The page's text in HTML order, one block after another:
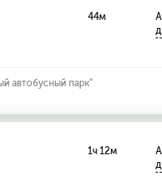
44м
автобусный парк"
1ч 12м